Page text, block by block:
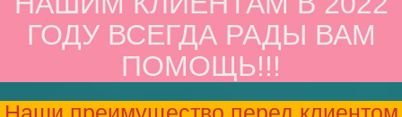
ГОДУ ВСЕГДА РАДЫ ВАМ
ПОМОЩЬ!!!